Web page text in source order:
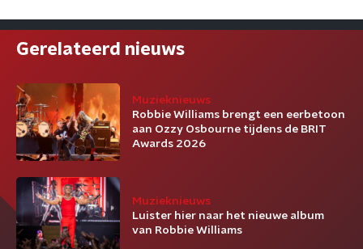
Gerelateerd nieuws
Muzieknieuws
Robbie Williams brengt een eerbetoon
aan Ozzy Osbourne tijdens de BRIT
Awards 2026
Muzieknieuws
Luister hier naar het nieuwe album
van Robbie Williams